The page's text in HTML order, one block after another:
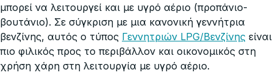
μπορεί να λειτουργεί και με υγρό αέριο (προπάνιο-
βουτάνιο). Σε σύγκριση με μια κανονική γεννήτρια
βενζίνης, αυτός ο τύπος Γεννητριών LPG/Βενζίνης είναι
πιο φιλικός προς το περιβάλλον και οικονομικός στη
χρήση χάρη στη λειτουργία με υγρό αέριο.